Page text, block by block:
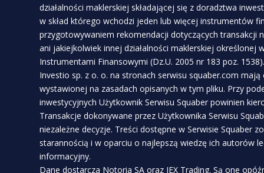
działalności maklerskiej składającej się z doradztwa
w skład którego wchodzi jeden lub więcej instrumentów
przygotowywaniem rekomendacji dotyczących transakcji
ani jakiejkolwiek innej działalności maklerskiej określonej
Instrumentami Finansowymi (Dz.U. 2005 nr 183 poz.
Investio sp. z o. o. na stronach serwisu squaber.com
wystawionej na zasadach opisanych w tym pliku. Przy
inwestycyjnych Użytkownik Serwisu Squaber powinien
Transakcje dokonywane przez Użytkownika Serwisu
niezależne decyzje. Treści dostępne w Serwisie Squaber
starannością i w oparciu o najlepszą wiedzę ich autorów
informacyjny.
Dane dostarcza Notoria SA oraz IEX Trading. Są one